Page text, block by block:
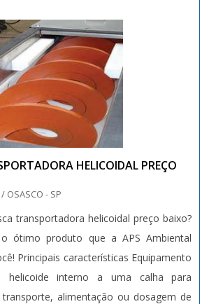
HELICOIDAL PREÇO
/ OSASCO - SP
transportadora helicoidal preço baixo?
ótimo produto que a APS Ambiental
Principais características Equipamento
helicoide interno a uma calha para
alimentação ou dosagem de